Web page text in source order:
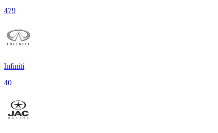
479
Infiniti
40